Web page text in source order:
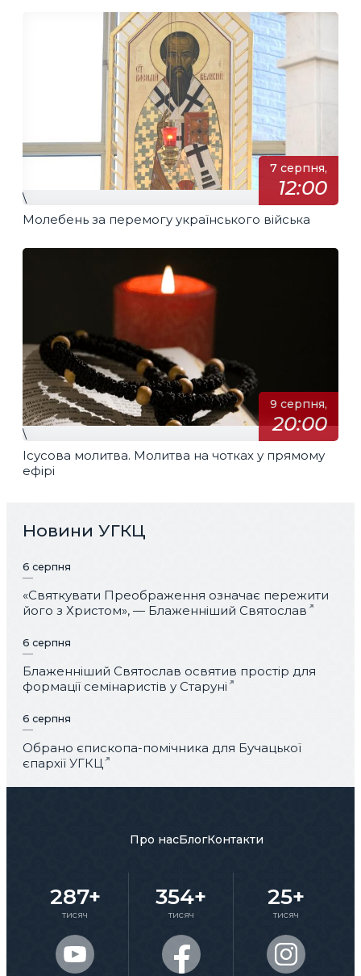
7 серпня,
12:00
\
Молебень за перемогу українського війська
9 серпня,
20:00
\
Ісусова молитва. Молитва на чотках у прямому
ефірі
Новини УГКЦ
6 серпня
«Святкувати Преображення означає пережити
його з Христом», — Блаженніший Святослав
6 серпня
Блаженніший Святослав освятив простір для
формації семінаристів у Старуні
6 серпня
Обрано єпископа-помічника для Бучацької
єпархії УГКЦ
Про насБлогКонтакти
287+
тисяч
354+
тисяч
25+
тисяч